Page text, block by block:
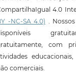
4.0
-NC-SA 4.0) .
com
comerciais.